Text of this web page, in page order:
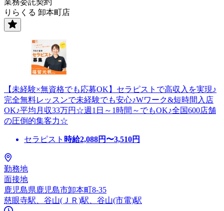
りらくる 卸本町店
【未経験×無資格でも応募OK】セラピストで高収入を実現♪
完全無料レッスンで未経験でも安心♪Wワーク&短時間入店
OK♪平均月収33万円☆週1日～1時間～でもOK♪全国600店舗
の圧倒的集客力☆
セラピスト 時給2,088円〜3,510円
勤務地
面接地
鹿児島県鹿児島市卸本町8-35
慈眼寺駅、谷山(ＪＲ)駅、谷山(市電)駅